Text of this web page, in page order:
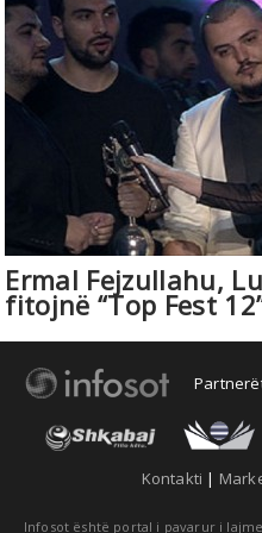
Ermal Fejzullahu,
fitojnë “Top Fest
Kontakti |
Infosot është portal i pavarur i